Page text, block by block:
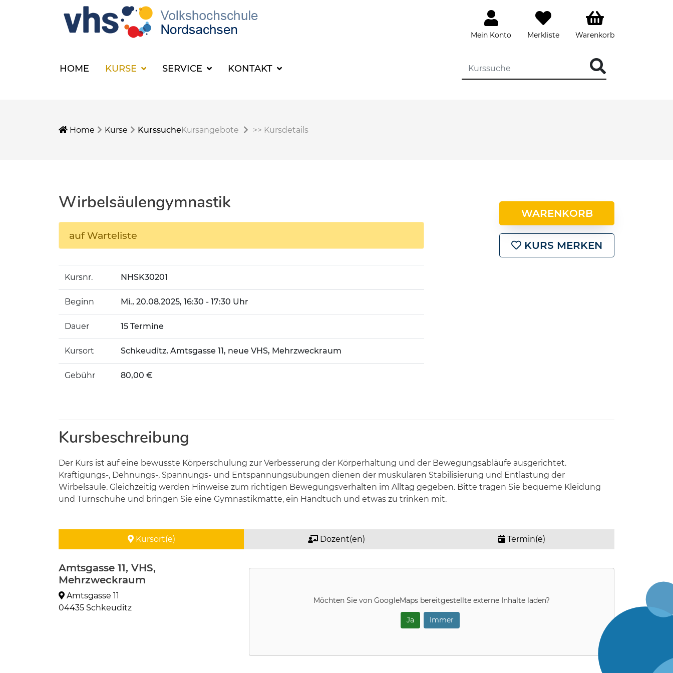
Mein Konto Merkliste Warenkorb
HOME KURSE SERVICE KONTAKT
Home Kurse KurssucheKursangebote >> Kursdetails
Wirbelsäulengymnastik
auf Warteliste
Kursnr. NHSK30201
Beginn Mi., 20.08.2025, 16:30 - 17:30 Uhr
Dauer 15 Termine
Kursort Schkeuditz, Amtsgasse 11, neue VHS, Mehrzweckraum
Gebühr 80,00 €
WARENKORB
KURS MERKEN
Kursbeschreibung
Der Kurs ist auf eine bewusste Körperschulung zur Verbesserung der Körperhaltung und der Bewegungsabläufe ausgerichtet.
Kräftigungs-, Dehnungs-, Spannungs- und Entspannungsübungen dienen der muskulären Stabilisierung und Entlastung der
Wirbelsäule. Gleichzeitig werden Hinweise zum richtigen Bewegungsverhalten im Alltag gegeben. Bitte tragen Sie bequeme Kleidung
und Turnschuhe und bringen Sie eine Gymnastikmatte, ein Handtuch und etwas zu trinken mit.
Kursort(e) Dozent(en) Termin(e)
Amtsgasse 11, VHS,
Mehrzweckraum
Amtsgasse 11
04435 Schkeuditz
Möchten Sie von GoogleMaps bereitgestellte externe Inhalte laden?
Ja Immer